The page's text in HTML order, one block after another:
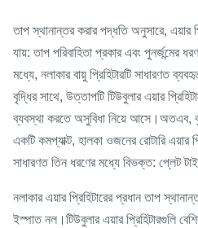
তাপ স্থানান্তর করার পদ্ধতি অনুসারে, এয়ার
যায়: তাপ পরিবাহিতা প্রকার এবং পুনর্জন্মের
মধ্যে, নলাকার বায়ু প্রিহিটারটি সাধারণত
বৃদ্ধির সাথে, উত্তাপটি টিউবুলার এয়ার
ব্যবস্থা করতে অসুবিধা নিয়ে আসে।অতএব,
একটি কমপ্যাক্ট, হালকা ওজনের রোটারি এয়ার
সাধারণত তিন ধরণের মধ্যে বিভক্ত: প্লেট
নলাকার এয়ার প্রিহিটারের প্রধান তাপ
ইস্পাত নল।টিউবুলার এয়ার প্রিহিটারগুলি